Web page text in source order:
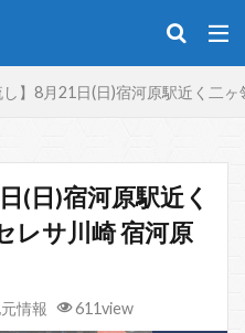
し】8月21日(日)宿河原駅近く二
(日)宿河原駅近く
レサ川崎 宿河原
情報 611view